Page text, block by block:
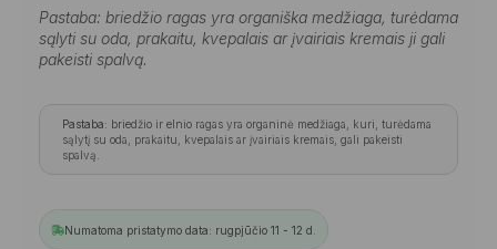
Pastaba: briedžio ragas yra organiška medžiaga, turėdama
sąlyti su oda, prakaitu, kvepalais ar įvairiais kremais ji gali
pakeisti spalvą.
Pastaba: briedžio ir elnio ragas yra organinė medžiaga, kuri, turėdama
sąlytį su oda, prakaitu, kvepalais ar įvairiais kremais, gali pakeisti
spalvą.
Numatoma pristatymo data: rugpjūčio 11 - 12 d.